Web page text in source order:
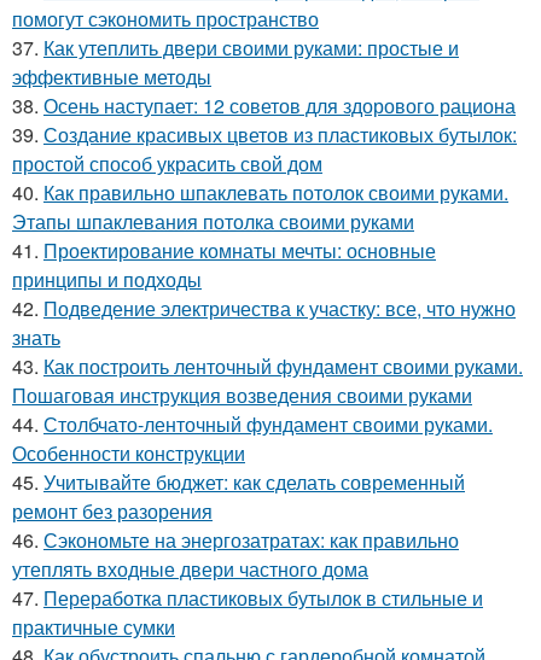
помогут сэкономить пространство
37. Как утеплить двери своими руками: простые и
эффективные методы
38. Осень наступает: 12 советов для здорового рациона
39. Создание красивых цветов из пластиковых бутылок:
простой способ украсить свой дом
40. Как правильно шпаклевать потолок своими руками.
Этапы шпаклевания потолка своими руками
41. Проектирование комнаты мечты: основные
принципы и подходы
42. Подведение электричества к участку: все, что нужно
знать
43. Как построить ленточный фундамент своими руками.
Пошаговая инструкция возведения своими руками
44. Столбчато-ленточный фундамент своими руками.
Особенности конструкции
45. Учитывайте бюджет: как сделать современный
ремонт без разорения
46. Сэкономьте на энергозатратах: как правильно
утеплять входные двери частного дома
47. Переработка пластиковых бутылок в стильные и
практичные сумки